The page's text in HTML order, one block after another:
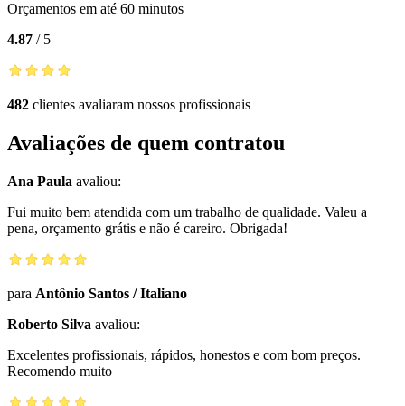
Orçamentos em até 60 minutos
4.87 / 5
482 clientes avaliaram nossos profissionais
Avaliações de quem contratou
Ana Paula avaliou:
Fui muito bem atendida com um trabalho de qualidade. Valeu a
pena, orçamento grátis e não é careiro. Obrigada!
para Antônio Santos /Italiano
Roberto Silva avaliou:
Excelentes profissionais, rápidos, honestos e com bom preços.
Recomendo muito